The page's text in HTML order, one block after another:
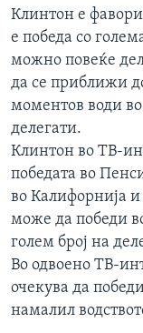
Клинтон е
е победа со
можно повеќе
да се приближи
моментов води
делегати.
Клинтон во ТВ-
победата во
во Калифорнија
може да победи
голем број на
Во одвоено ТВ-
очекува да
намалил